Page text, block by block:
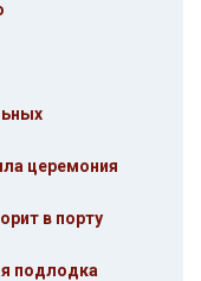
церемония
в порту
подлодка